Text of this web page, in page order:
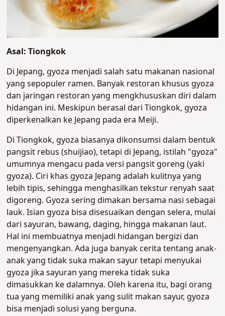
Asal: Tiongkok
Di Jepang, gyoza menjadi salah satu makanan nasional
yang sepopuler ramen. Banyak restoran khusus gyoza
dan jaringan restoran yang mengkhususkan diri dalam
hidangan ini. Meskipun berasal dari Tiongkok, gyoza
diperkenalkan ke Jepang pada era Meiji.
Di Tiongkok, gyoza biasanya dikonsumsi dalam bentuk
pangsit rebus (shuijiao), tetapi di Jepang, istilah "gyoza"
umumnya mengacu pada versi pangsit goreng (yaki
gyoza). Ciri khas gyoza Jepang adalah kulitnya yang
lebih tipis, sehingga menghasilkan tekstur renyah saat
digoreng. Gyoza sering dimakan bersama nasi sebagai
lauk.Isian gyoza bisa disesuaikan dengan selera, mulai
dari sayuran, bawang, daging, hingga makanan laut.
Hal ini membuatnya menjadi hidangan bergizi dan
mengenyangkan. Ada juga banyak cerita tentang anak-
anak yang tidak suka makan sayur tetapi menyukai
gyoza jika sayuran yang mereka tidak suka
dimasukkan ke dalamnya. Oleh karena itu, bagi orang
tua yang memiliki anak yang sulit makan sayur, gyoza
bisa menjadi solusi yang berguna.